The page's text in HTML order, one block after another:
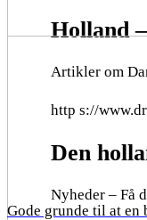
Gode grunde til at
Holland
Artikler om
http s://
Den
Nyheder – Få